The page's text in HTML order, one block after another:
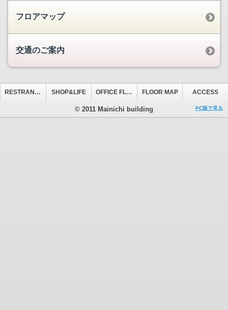
フロアマップ
交通のご案内
RESTRANT&CAFE SHOP&LIFE OFFICE FLOOR FLOOR MAP ACCESS
© 2011 Mainichi building PC版で見る